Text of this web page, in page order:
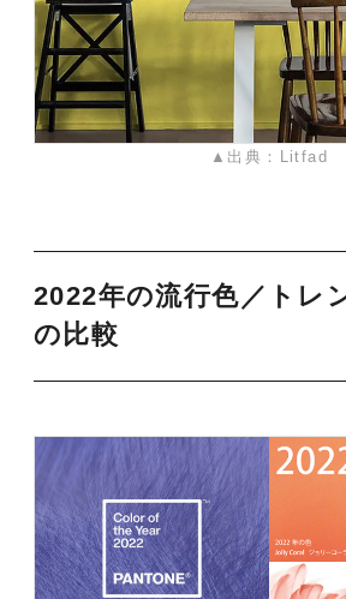
▲出典：Litfad
2022年の流行色／トレ
の比較